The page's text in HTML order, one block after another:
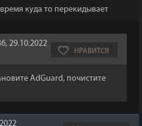
куда то перекидывает
29.10.2022
НРАВИТСЯ
AdGuard, почистите